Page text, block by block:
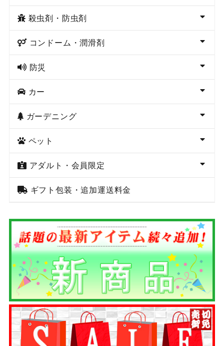
殺虫剤・防虫剤
コンドーム・潤滑剤
防災
カー
ガーデニング
ペット
アダルト・会員限定
ギフト包装・追加運送料金